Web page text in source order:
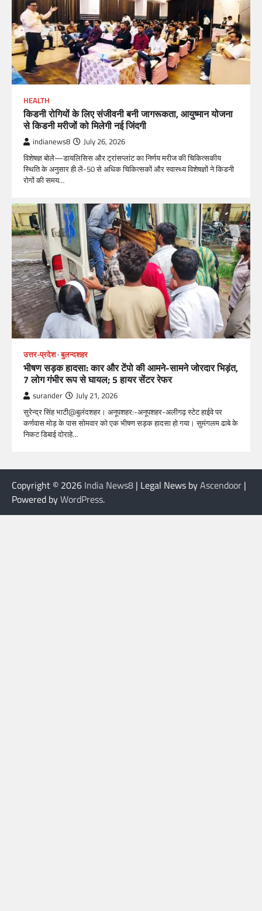
HEALTH
किडनी रोगियों के लिए संजीवनी बनी जागरूकता, आयुष्मान योजना
से किडनी मरीजों को मिलेगी नई जिंदगी
indianews8 July 26, 2026
विशेषज्ञ बोले—डायलिसिस और ट्रांसप्लांट का निर्णय मरीज की चिकित्सकीय
स्थिति के अनुसार ही लें-50 से अधिक चिकित्सकों और स्वास्थ्य विशेषज्ञों ने किडनी
रोगों की समय…
उत्तर-प्रदेश बुलन्दशहर
भीषण सड़क हादसा: कार और टेंपो की आमने-सामने जोरदार भिड़ंत,
7 लोग गंभीर रूप से घायल; 5 हायर सेंटर रेफर​
surander July 21, 2026
सुरेन्द्र सिंह भाटी@बुलंदशहर। अनूपशहर:-अनूपशहर-अलीगढ़ स्टेट हाईवे पर
कर्णवास मोड़ के पास सोमवार को एक भीषण सड़क हादसा हो गया। सुमंगलम ढाबे के
निकट डिबाई दोराहे…
Copyright © 2026 India News8 | Legal News byAscendoor |
Powered byWordPress.